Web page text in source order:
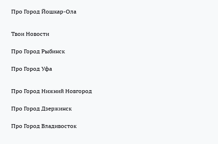
Про Город Йошкар-Ола
Твои Новости
Про Город Рыбинск
Про Город Уфа
Про Город Нижний Новгород
Про Город Дзержинск
Про Город Владивосток